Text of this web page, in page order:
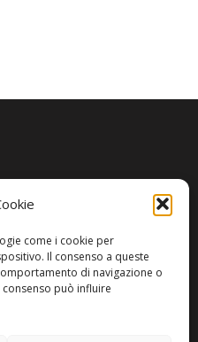
come i cookie per
Il consenso a queste
di navigazione o
può influire